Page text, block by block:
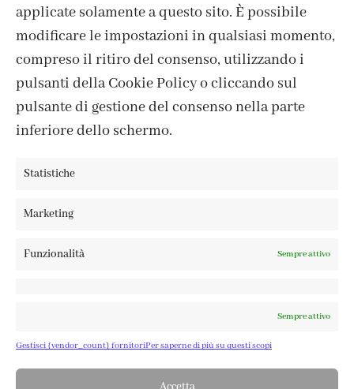
applicate solamente a questo sito. È possibile
modificare le impostazioni in qualsiasi momento,
compreso il ritiro del consenso, utilizzando i
pulsanti della Cookie Policy o cliccando sul
pulsante di gestione del consenso nella parte
inferiore dello schermo.
Statistiche
Marketing
Funzionalità Sempre attivo
Sempre attivo
Gestisci {vendor_count} fornitoriPer saperne di più su questi scopi
CONTATTI
IL MIO ACCOUNT
ACCEDI / REGISTRATI
COOKIE POLICY
PRIVACY POLICY
TERMINI E CONDIZIONI
– ©ABRALUX SRL P.IVA 01504540137 | DESIGN BY
TATTICA